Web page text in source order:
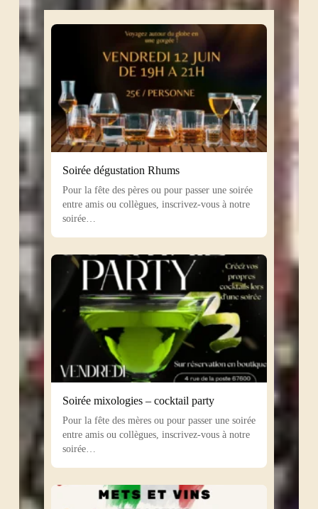
Soirée dégustation Rhums
Pour la fête des pères ou pour passer une soirée
entre amis ou collègues, inscrivez-vous à notre
soirée…
Soirée mixologies – cocktail party
Pour la fête des mères ou pour passer une soirée
entre amis ou collègues, inscrivez-vous à notre
soirée…